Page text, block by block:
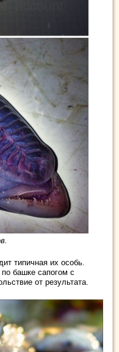
типичная их особь.
башке сапогом с
от результата.